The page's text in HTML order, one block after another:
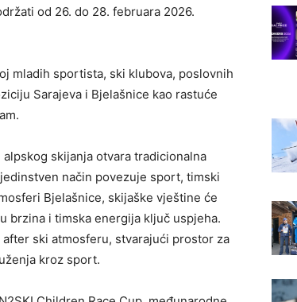
od 26. do 28. februara 2026.
mladih sportista, ski klubova, poslovnih
Sarajeva i Bjelašnice kao rastuće
skijanja otvara tradicionalna
način povezuje sport, timski
Bjelašnice, skijaške vještine će
brzina i timska energija ključ uspjeha.
ski atmosferu, stvarajući prostor za
kroz sport.